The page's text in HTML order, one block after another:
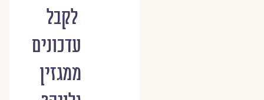
לקבל
עדכונים
ממגזין